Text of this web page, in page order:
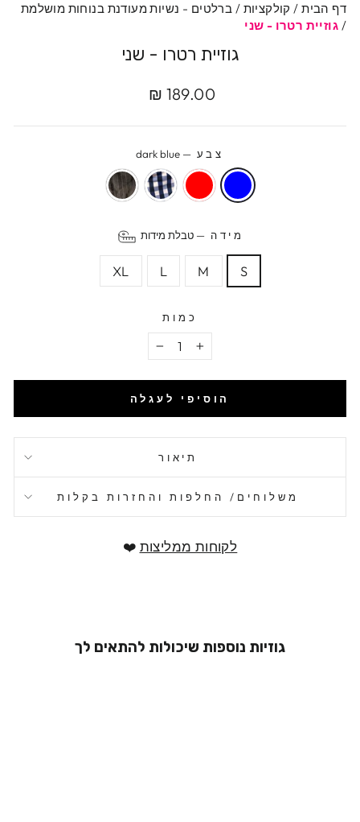
דף הבית / קולקציות / ברלטים - נשיות מעודנת בנוחות מושלמת
/ גוזיית רטרו - שני
גוזיית רטרו - שני
מחיר
189.00 ₪
צבע—
dark blue
מידה—טבלת מידות
S
M
L
XL
כמות
− +
הוסיפי לעגלה
תיאור
משלוחים/ החלפות והחזרות בקלות
לקוחות ממליצות ❤️
גוזיות נוספות שיכולות להתאים לך